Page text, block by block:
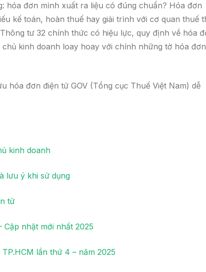
hóa đơn mình xuất ra liệu có đúng chuẩn? Hóa đơn
kế toán, hoàn thuế hay giải trình với cơ quan thuế
tư 32 chính thức có hiệu lực, quy định về hóa
kinh doanh loay hoay với chính những tờ hóa đơn
hóa đơn điện tử GOV (Tổng cục Thuế Việt Nam) dễ
kinh doanh
lưu ý khi sử dụng
tử
nhật mới nhất 2025
lần thứ 4 – năm 2025